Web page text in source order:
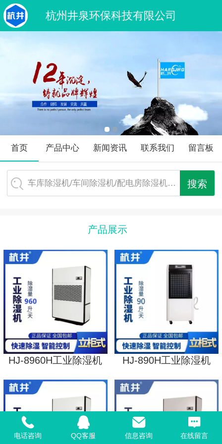
杭州井泉环保科技有限公司
首页 产品中心 新闻资讯 联系我们 留言板
车库除湿机/车间除湿机/配电房除湿机…
产品展示
HJ-8960H工业除湿机 HJ-890H工业除湿机
电话咨询 QQ客服 信息咨询 在线留言